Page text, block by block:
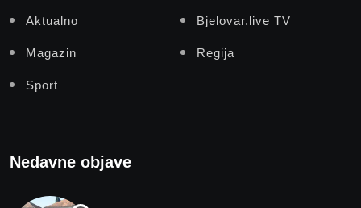
Aktualno Bjelovar.live TV
Magazin Regija
Sport
Nedavne objave